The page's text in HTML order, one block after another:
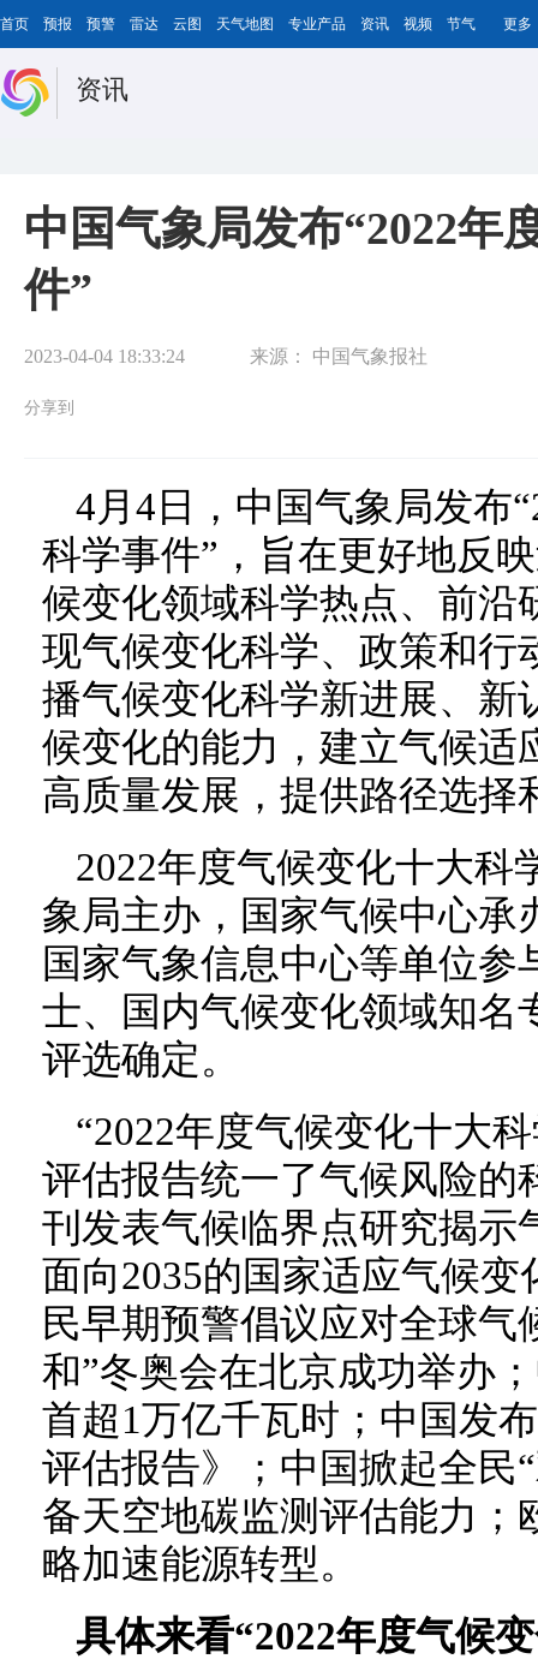
首页 预报 预警 雷达 云图 天气地图 专业产品 资讯 视频 节气 更多
资讯
中国气象局发布“2022年
件”
2023-04-04 18:33:24 来源： 中国气象报社
分享到
4月4日，中国气象局发布
科学事件”，旨在更好地反
候变化领域科学热点、前沿
现气候变化科学、政策和行
播气候变化科学新进展、新
候变化的能力，建立气候适
高质量发展，提供路径选择
2022年度气候变化十大科
象局主办，国家气候中心承
国家气象信息中心等单位
士、国内气候变化领域知名
评选确定。
“2022年度气候变化十大
评估报告统一了气候风险的
刊发表气候临界点研究揭示
面向2035的国家适应气候
民早期预警倡议应对全球气
和”冬奥会在北京成功举办
首超1万亿千瓦时；中国发
评估报告》；中国掀起全民
备天空地碳监测评估能力；
略加速能源转型。
具体来看“2022年度气候